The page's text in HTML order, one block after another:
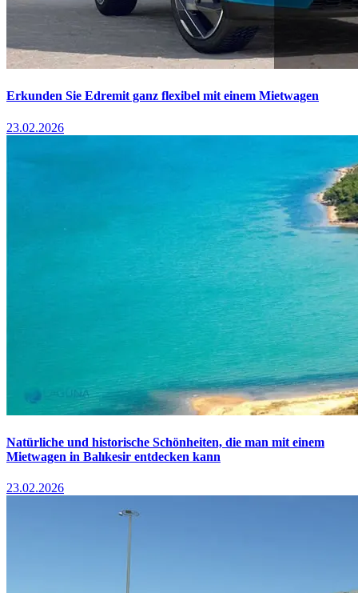
Erkunden Sie Edremit ganz flexibel mit einem Mietwagen
23.02.2026
Natürliche und historische Schönheiten, die man mit einem
Mietwagen in Balıkesir entdecken kann
23.02.2026